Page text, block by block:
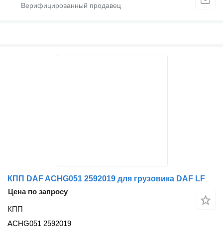
КПП DAF ACHG051 2592019 для грузовика DAF LF
Цена по запросу
КПП
ACHG051 2592019